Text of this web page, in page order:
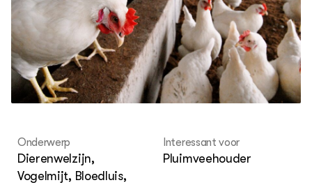
ZIE OOK
In de regio
Projecten
Lectoraten
Practoraten
LEREN
Wiki Groen Kennisnet
Onderwerp
Dierenwelzijn,
Vogelmijt, Bloedluis,
Interessant voor
Pluimveehouder